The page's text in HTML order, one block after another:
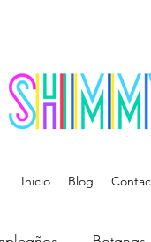
Inicio Blog